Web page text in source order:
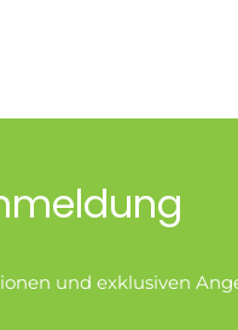
und exklusiven